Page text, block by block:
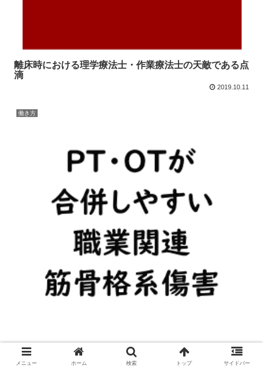
離床時における理学療法士・作業療法士の天敵である点
滴
2019.10.11
働き方
理学療法士が合併しやすい職業関連筋骨格系の障害
2019.10.10
メニュー ホーム 検索 トップ サイドバー